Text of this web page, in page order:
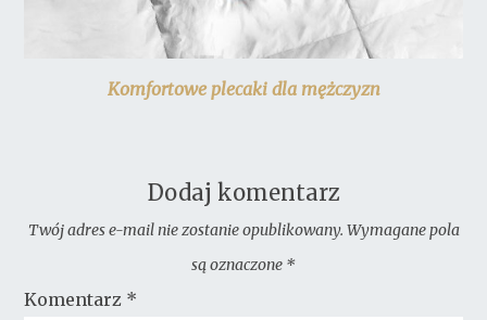
Komfortowe plecaki dla mężczyzn
Dodaj komentarz
Twój adres e-mail nie zostanie opublikowany. Wymagane pola
są oznaczone *
Komentarz *